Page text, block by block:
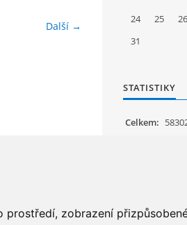
zobrazení
Další →
24
25 26
31
STATISTIKY
Celkem: